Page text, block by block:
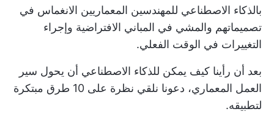
بالذكاء الاصطناعي للمهندسين المعماريين الانغماس في
تصميماتهم والمشي في المباني الافتراضية وإجراء
التغييرات في الوقت الفعلي.
بعد أن رأينا كيف يمكن للذكاء الاصطناعي أن يحول سير
العمل المعماري، دعونا نلقي نظرة على 10 طرق مبتكرة
لتطبيقه.